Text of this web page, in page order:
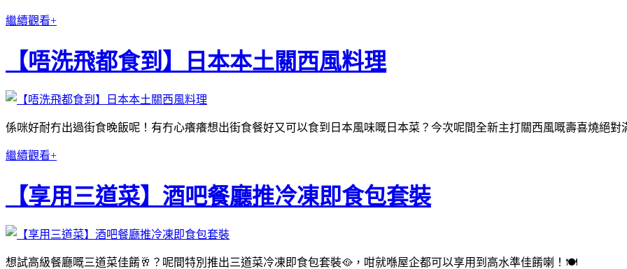
繼續觀看+
【唔洗飛都食到】日本本土關西風料理
係咪好耐冇出過街食晚飯呢！有冇心癢癢想出街食餐好又可以食到日本風味嘅日本菜？今次呢間全新主打關西風嘅壽喜燒絕
繼續觀看+
【享用三道菜】酒吧餐廳推冷凍即食包套裝
想試高級餐廳嘅三道菜佳餚🥂？呢間特別推出三道菜冷凍即食包套裝🥘，咁就喺屋企都可以享用到高水準佳餚喇！🍽